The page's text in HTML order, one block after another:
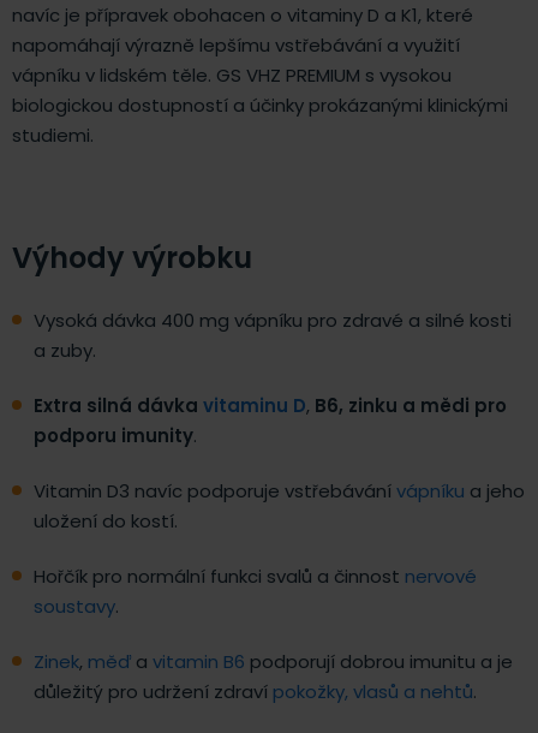
navíc je přípravek obohacen o vitaminy D a K1, které
napomáhají výrazně lepšímu vstřebávání a využití
vápníku v lidském těle. GS VHZ PREMIUM s vysokou
biologickou dostupností a účinky prokázanými klinickými
studiemi.
Výhody výrobku
Vysoká dávka 400 mg vápníku pro zdravé a silné kosti
a zuby.
Extra silná dávka vitaminu D, B6, zinku a mědi pro
podporu imunity.
Vitamin D3 navíc podporuje vstřebávánívápníku a jeho
uložení do kostí.
Hořčík pro normální funkci svalů a činnost nervové
soustavy.
Zinek, měď a vitamin B6 podporují dobrou imunitu a je
důležitý pro udržení zdraví pokožky, vlasů a nehtů.